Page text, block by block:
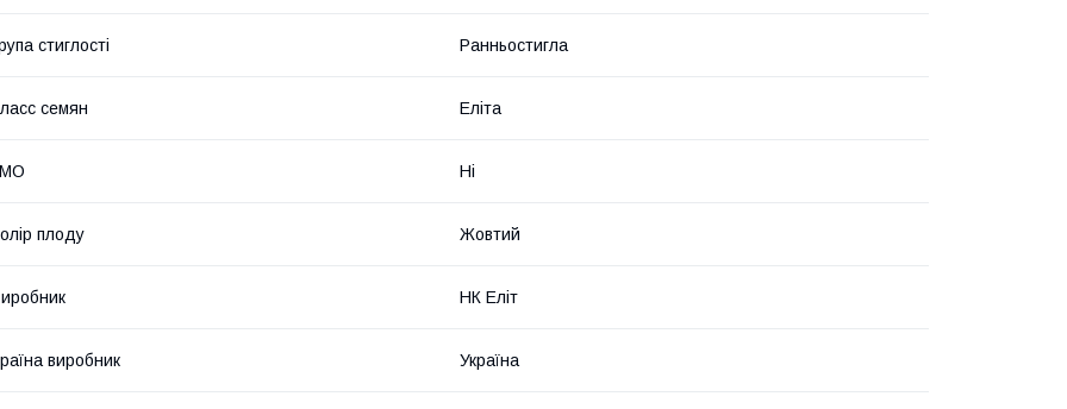
стиглості Ранньостигла
семян Еліта
Ні
плоду Жовтий
НК Еліт
виробник Україна